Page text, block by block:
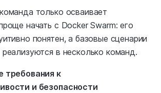
только осваивает
начать с Docker Swarm: его
понятен, а базовые сценарии
реализуются в несколько команд.
требования к
и безопасности